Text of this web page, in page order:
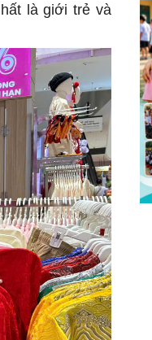
là giới trẻ và